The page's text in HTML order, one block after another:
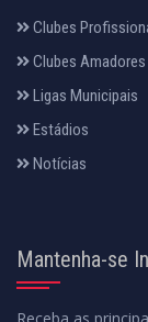
Clubes
Clubes Amadores
Ligas Municipais
Estádios
Notícias
Mantenha-se